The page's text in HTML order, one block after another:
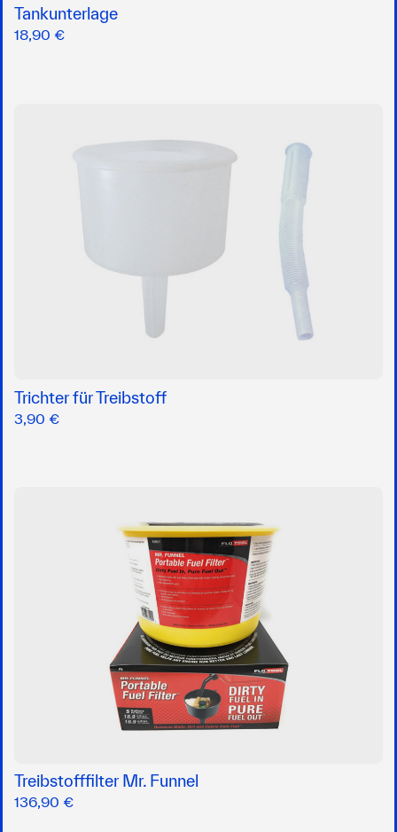
Tankunterlage
18,90 €
Trichter für Treibstoff
3,90 €
Treibstofffilter Mr. Funnel
136,90 €